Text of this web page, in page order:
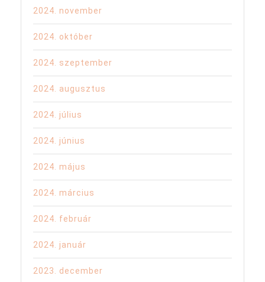
2024. november
2024. október
2024. szeptember
2024. augusztus
2024. július
2024. június
2024. május
2024. március
2024. február
2024. január
2023. december